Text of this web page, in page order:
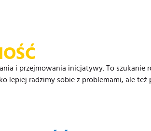
i przejmowania inicjatywy. To szukanie
lepiej radzimy sobie z problemami, ale